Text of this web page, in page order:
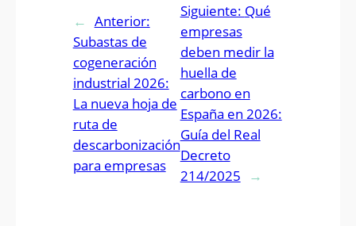
← Anterior:
Subastas de
cogeneración
industrial 2026:
La nueva hoja de
ruta de
descarbonización
para empresas
Siguiente: Qué
empresas
deben medir la
huella de
carbono en
España en 2026:
Guía del Real
Decreto
214/2025
→